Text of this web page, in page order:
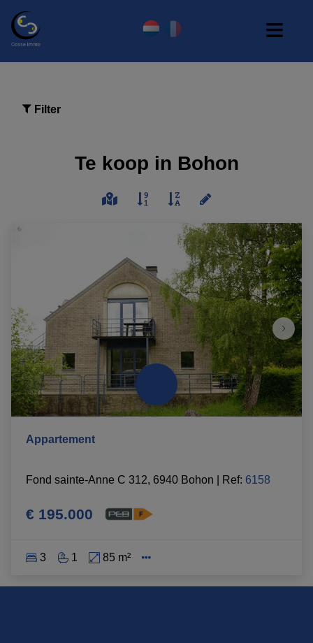
Filter
Te koop in Bohon
Appartement
Fond sainte-Anne C 312, 6940 Bohon Ref: 6158
€ 195.000
3 1 85 m²